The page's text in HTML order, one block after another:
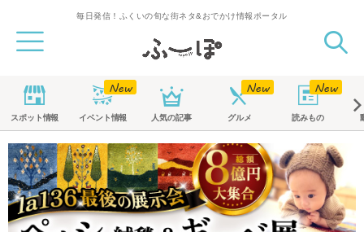
毎日発信！ふくいの旬な街ネタ&おでかけ情報ポータル
スポット情報 イベント情報 人気の記事 グルメ 読みもの